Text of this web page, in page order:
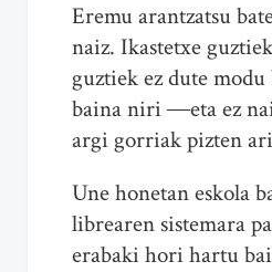
Eremu arantzatsu
naiz. Ikastetxe
guztiek ez dute
baina niri ―eta ez
argi gorriak pizten
Une honetan eskola
librearen sistemara
erabaki hori hartu